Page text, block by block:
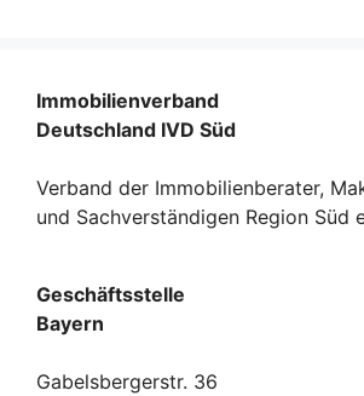
Immobilienverband
Deutschland IVD Süd
Verband der Immobilienberater,
und Sachverständigen Region Süd
Geschäftsstelle
Bayern
Gabelsbergerstr. 36